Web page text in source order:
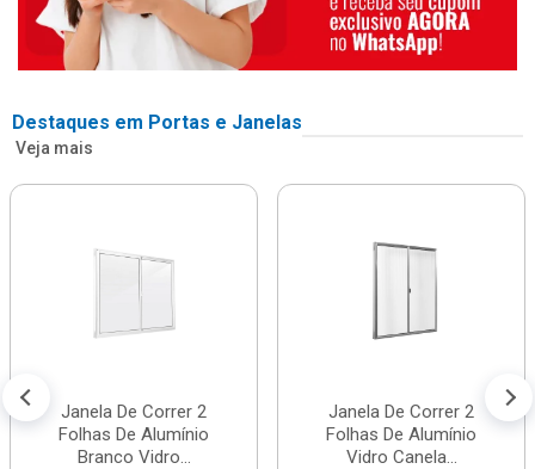
Destaques em Portas e Janelas
Veja mais
Janela De Correr 2
Folhas De Alumínio
Branco Vidro...
Janela De Correr 2
Folhas De Alumínio
Vidro Canela...